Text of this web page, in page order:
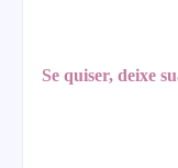
Se quiser, deixe